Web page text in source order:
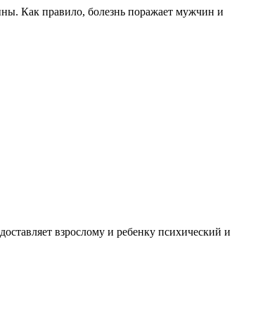
Как правило, болезнь поражает мужчин и
взрослому и ребенку психический и